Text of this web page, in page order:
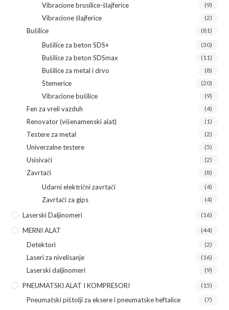
Vibracione brusilice-šlajferice (9)
Vibracione šlajferice (2)
Bušilice (81)
Bušilice za beton SDS+ (30)
Bušilice za beton SDSmax (11)
Bušilice za metal i drvo (8)
Štemerice (20)
Vibracione bušilice (9)
Fen za vreli vazduh (4)
Renovator (višenamenski alat) (1)
Testere za metal (2)
Univerzalne testere (5)
Usisivači (2)
Zavrtači (8)
Udarni električni zavrtači (4)
Zavrtači za gips (4)
Laserski Daljinomeri (16)
MERNI ALAT (44)
Detektori (2)
Laseri za nivelisanje (16)
Laserski daljinomeri (9)
PNEUMATSKI ALAT I KOMPRESORI (15)
Pneumatski pištolji za eksere i pneumatske heftalice (7)